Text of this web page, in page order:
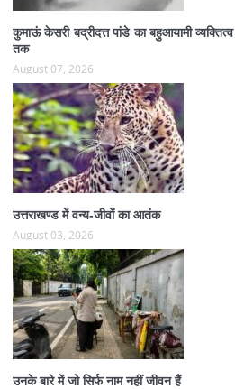
कुमाऊं केसरी बद्रीदत्त पांडे का बहुआयामी
तक
August 07, 2026
उत्तराखण्ड में वन्य-जीवों का आतंक
August 03, 2026
उनके बारे में जो सिर्फ नाम नहीं जीवन हैं